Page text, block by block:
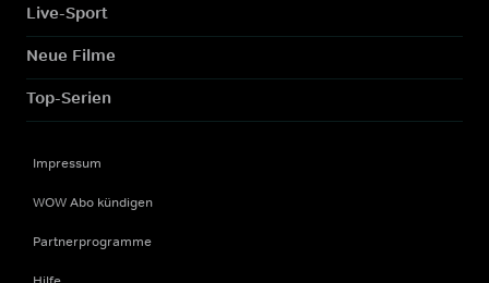
Live-Sport
Neue Filme
Top-Serien
Impressum
WOW Abo kündigen
Partnerprogramme